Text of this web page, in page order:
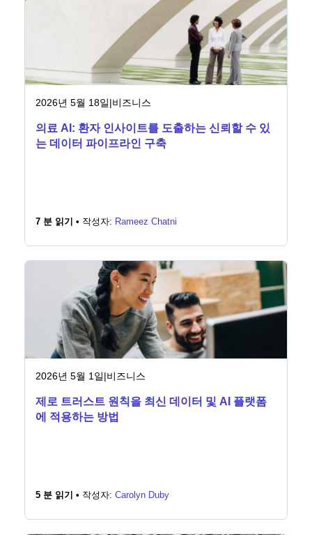
2026년 5월 18일|비즈니스
의료 AI: 환자 인사이트를 도출하는 신뢰할 수 있
는 데이터 파이프라인 구축
7 분 읽기 • 작성자: Rameez Chatni
2026년 5월 1일|비즈니스
제로 트러스트 원칙을 최신 데이터 및 AI 플랫폼
에 적용하는 방법
5 분 읽기 • 작성자: Carolyn Duby